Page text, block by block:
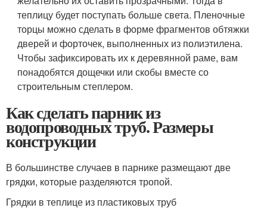
теплицу будет поступать больше света. Пленочные
торцы можно сделать в форме фрагментов обтяжки
дверей и форточек, выполненных из полиэтилена.
Чтобы зафиксировать их к деревянной раме, вам
понадобятся дощечки или скобы вместе со
строительным степлером.
Как сделать парник из
водопроводных труб. Размеры
конструкции
В большинстве случаев в парнике размещают две
грядки, которые разделяются тропой.
Грядки в теплице из пластиковых труб